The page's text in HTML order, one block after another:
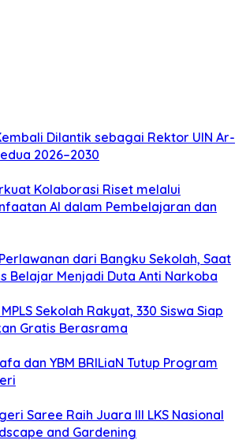
Dilantik sebagai Rektor UIN Ar-
2026–2030
Kolaborasi Riset melalui
AI dalam Pembelajaran dan
dari Bangku Sekolah, Saat
Belajar Menjadi Duta Anti Narkoba
Sekolah Rakyat, 330 Siswa Siap
Gratis Berasrama
dan YBM BRILiaN Tutup Program
Saree Raih Juara III LKS Nasional
and Gardening